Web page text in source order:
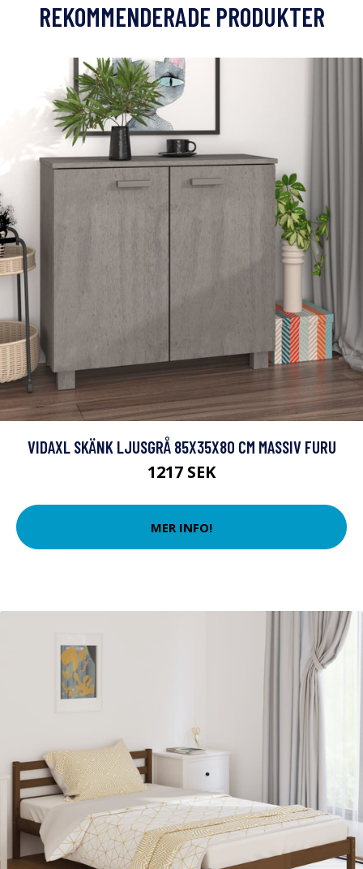
REKOMMENDERADE PRODUKTER
VIDAXL SKÄNK LJUSGRÅ 85X35X80 CM MASSIV FURU
1217 SEK
MER INFO!